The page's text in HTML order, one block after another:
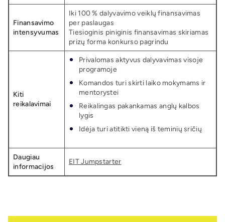
Finansavimo
intensyvumas
Iki 100 % dalyvavimo veiklų finansavimas
per paslaugas
Tiesioginis piniginis finansavimas skiriamas
prizų forma konkurso pagrindu
Kiti
reikalavimai
Privalomas aktyvus dalyvavimas visoje
programoje
Komandos turi skirti laiko mokymams ir
mentorystei
Reikalingas pakankamas anglų kalbos
lygis
Idėja turi atitikti vieną iš teminių sričių
Daugiau
informacijos
EIT Jumpstarter